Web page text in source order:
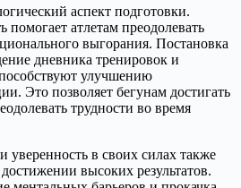
аспект подготовки.
помогает атлетам преодолевать
выгорания. Постановка
дневника тренировок и
улучшению
Это позволяет бегунам достигать
трудности во время
уверенность в своих силах также
высоких результатов.